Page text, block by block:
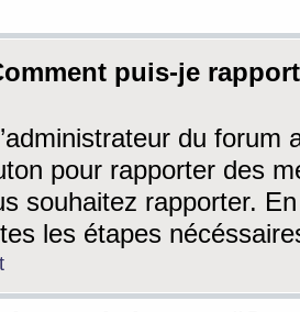
puis-je
du forum
pour rapporter des
souhaitez rapporter.
les étapes